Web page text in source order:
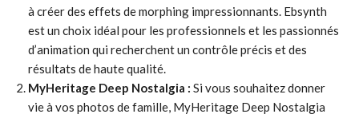
à créer des effets de morphing impressionnants. Ebsynth
est un choix idéal pour les professionnels et les passionnés
d’animation qui recherchent un contrôle précis et des
résultats de haute qualité.
MyHeritage Deep Nostalgia : Si vous souhaitez donner
vie à vos photos de famille, MyHeritage Deep Nostalgia